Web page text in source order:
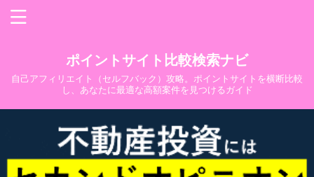
ポイントサイト比較検索ナビ
自己アフィリエイト（セルフバック）攻略。ポイントサイトを横断比較
し、あなたに最適な高額案件を見つけるガイド